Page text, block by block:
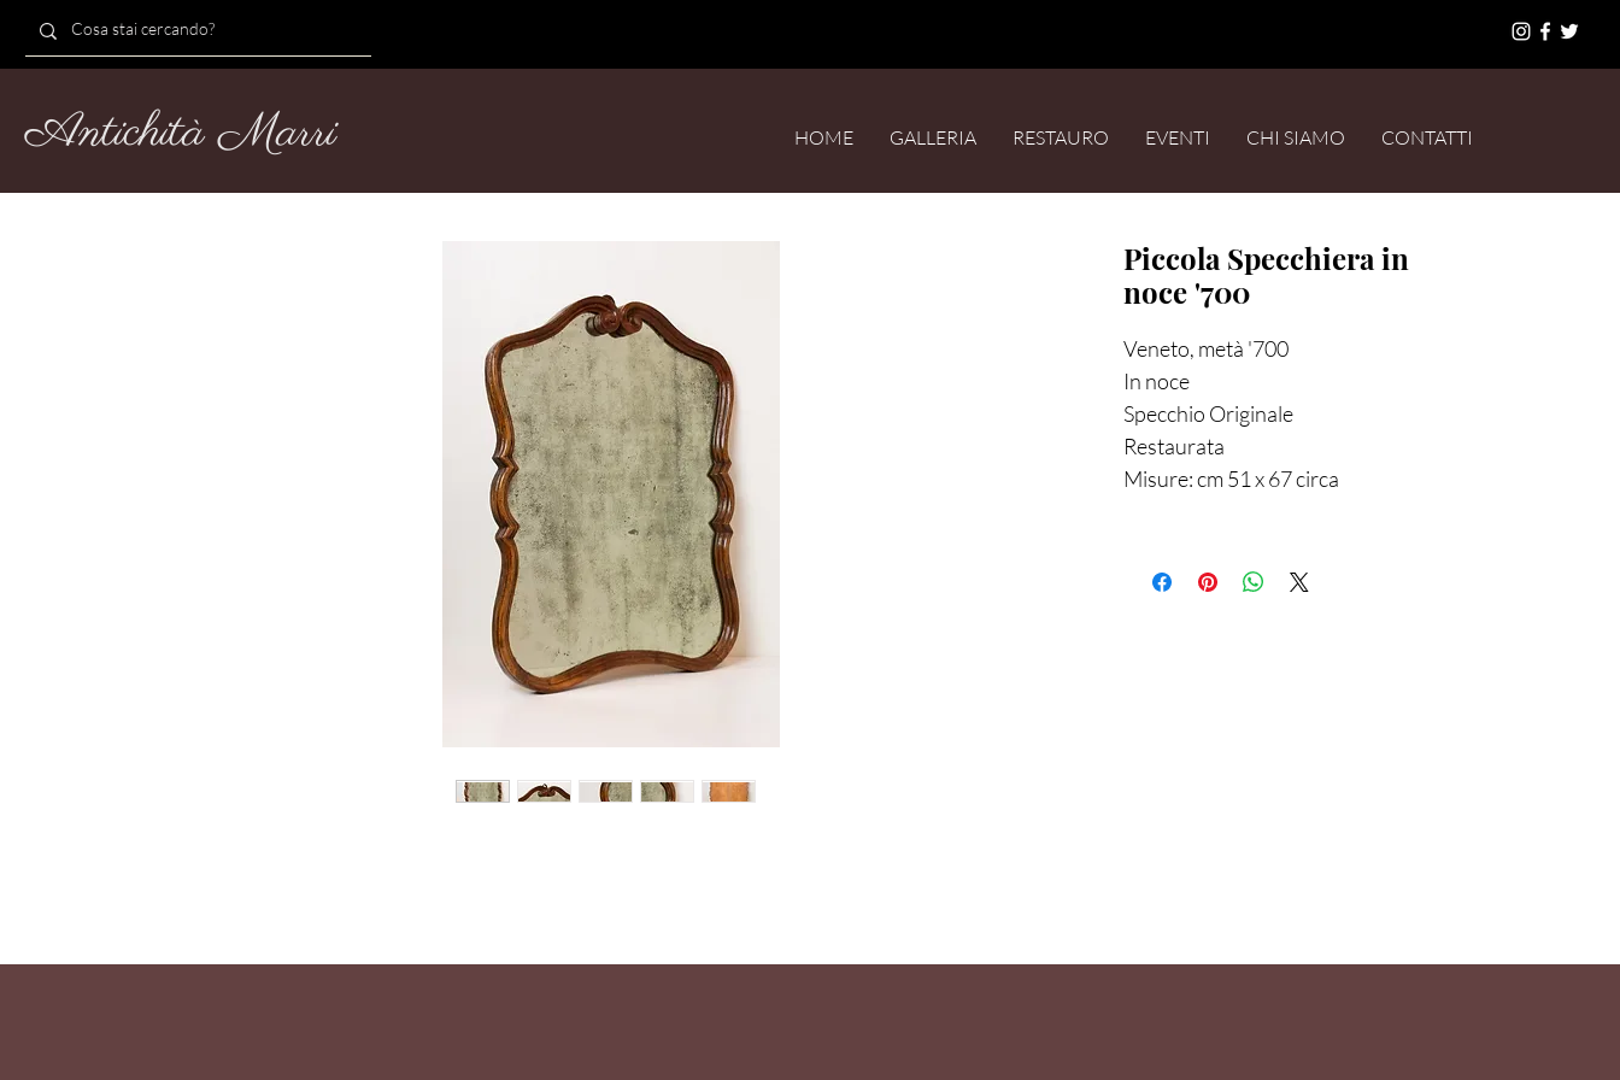
Antichità Marri HOME GALLERIA RESTAURO EVENTI CHI SIAMO CONTATTI
Piccola Specchiera in
noce '700
Veneto, metà '700
In noce
Specchio Originale
Restaurata
Misure: cm 51 x 67 circa